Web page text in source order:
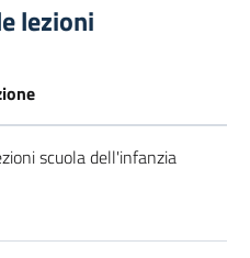
lezioni
scuola dell'infanzia